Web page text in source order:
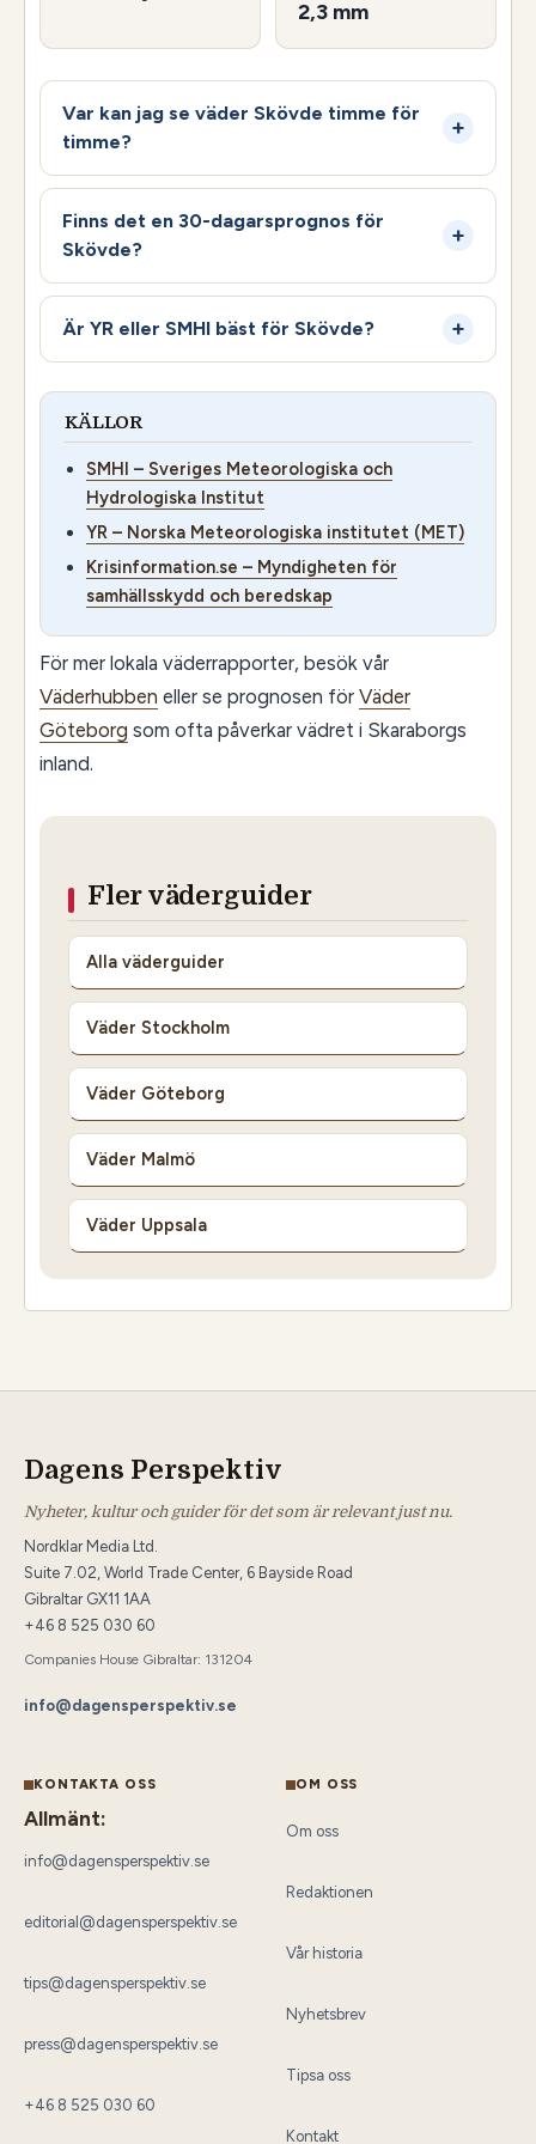
2,3 mm
Var kan jag se väder Skövde timme för
timme?
Finns det en 30-dagarsprognos för
Skövde?
Är YR eller SMHI bäst för Skövde?
KÄLLOR
SMHI – Sveriges Meteorologiska och
Hydrologiska Institut
YR – Norska Meteorologiska institutet (MET)
Krisinformation.se – Myndigheten för
samhällsskydd och beredskap
För mer lokala väderrapporter, besök vår
Väderhubben eller se prognosen för Väder
Göteborg som ofta påverkar vädret i Skaraborgs
inland.
Fler väderguider
Alla väderguider
Väder Stockholm
Väder Göteborg
Väder Malmö
Väder Uppsala
Dagens Perspektiv
Nyheter, kultur och guider för det som är relevant just nu.
Nordklar Media Ltd.
Suite 7.02, World Trade Center, 6 Bayside Road
Gibraltar GX11 1AA
+46 8 525 030 60
Companies House Gibraltar: 131204
info@dagensperspektiv.se
KONTAKTA OSS
Allmänt:
info@dagensperspektiv.se
editorial@dagensperspektiv.se
tips@dagensperspektiv.se
press@dagensperspektiv.se
+46 8 525 030 60
OM OSS
Om oss
Redaktionen
Vår historia
Nyhetsbrev
Tipsa oss
Kontakt